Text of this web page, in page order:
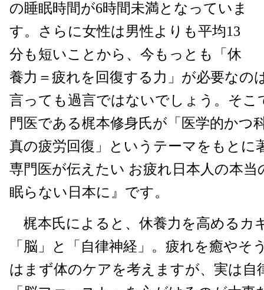
の睡眠時間が6時間未満となっていま
す。さらに女性は男性よりも平均13
分も短いことから、今もっとも「休
養力＝疲れを回復する力」が必要なの
言っても過言ではないでしょう。そこ
門医である梶本修身氏が「医学的かつ
真の疲労回復」というテーマをもとに
専門医が伝えたい お疲れ日本人の本当
眠らない日本に』です。
梶本氏によると、休養力を高めるカ
「脳」と「自律神経」。疲れを癒やそ
はまず体のケアを考えますが、実は自